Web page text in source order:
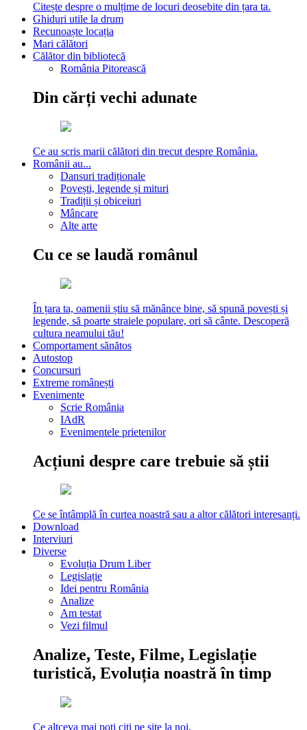
Citește despre o mulțime de locuri deosebite din țara ta.
Ghiduri utile la drum
Recunoaște locația
Mari călători
Călător din bibliotecă
România Pitorească
Din cărți vechi adunate
Ce au scris marii călători din trecut despre România.
Românii au...
Dansuri tradiționale
Povești, legende și mituri
Tradiții și obiceiuri
Mâncare
Alte arte
Cu ce se laudă românul
În țara ta, oamenii știu să mănânce bine, să spună povești și
legende, să poarte straiele populare, ori să cânte. Descoperă
cultura neamului tău!
Comportament sănătos
Autostop
Concursuri
Extreme românești
Evenimente
Scrie România
IAdR
Evenimentele prietenilor
Acțiuni despre care trebuie să știi
Ce se întâmplă în curtea noastră sau a altor călători interesanți.
Download
Interviuri
Diverse
Evoluția Drum Liber
Legislație
Idei pentru România
Analize
Am testat
Vezi filmul
Analize, Teste, Filme, Legislație
turistică, Evoluția noastră în timp
Ce altceva mai poți citi pe site la noi.